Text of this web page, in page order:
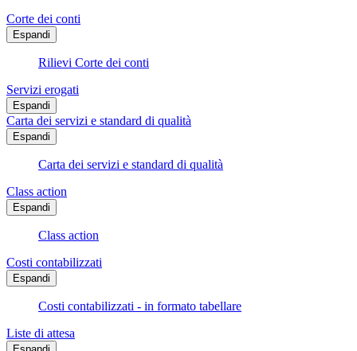
Corte dei conti
Espandi
Rilievi Corte dei conti
Servizi erogati
Espandi
Carta dei servizi e standard di qualità
Espandi
Carta dei servizi e standard di qualità
Class action
Espandi
Class action
Costi contabilizzati
Espandi
Costi contabilizzati - in formato tabellare
Liste di attesa